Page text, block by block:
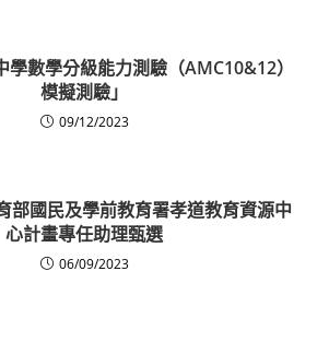
學數學分級能力測驗（AMC10&12）
模擬測驗」
09/12/2023
部國民及學前教育署孝道教育資源中
心計畫專任助理甄選
06/09/2023